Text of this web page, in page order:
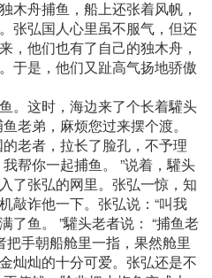
木舟捕鱼，船上还张着风帆，
张弘国人心里虽不服气，但还
，他们也有了自己的独木舟，
于是，他们又趾高气扬地骄傲
。这时，海边来了个长着驩头
老弟，麻烦您过来摆个渡。
老者，拉长了脸孔，不予理
帮你一起捕鱼。 ”说着，驩头
了张弘的网里。张弘一惊，知
敲诈他一下。张弘说：“叫我
了鱼。 ”驩头老者说： “捕鱼老
把手朝船舱里一指，果然舱里
灿灿的十分可爱。张弘还是不